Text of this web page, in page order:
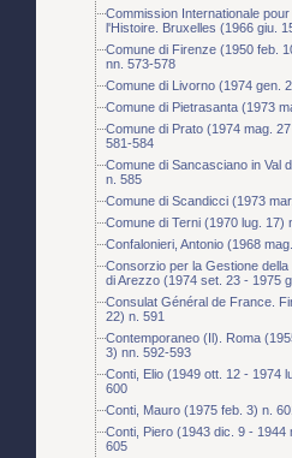
Commission Internationale
l'Histoire. Bruxelles (1966 giu.
Comune di Firenze (1950 feb.
nn. 573-578
Comune di Livorno (1974 gen.
Comune di Pietrasanta (1973
Comune di Prato (1974 mag.
581-584
Comune di Sancasciano in Val
n. 585
Comune di Scandicci (1973
Comune di Terni (1970 lug. 17)
Confalonieri, Antonio (1968
Consorzio per la Gestione della
di Arezzo (1974 set. 23 - 1975
Consulat Général de France.
22) n. 591
Contemporaneo (Il). Roma
3) nn. 592-593
Conti, Elio (1949 ott. 12 - 1974
600
Conti, Mauro (1975 feb. 3) n.
Conti, Piero (1943 dic. 9 - 1944
605